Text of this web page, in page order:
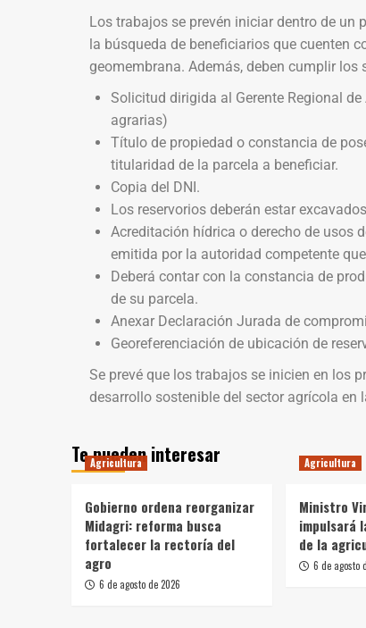
Los trabajos se prevén iniciar dentro de un
la búsqueda de beneficiarios que cuenten
geomembrana. Además, deben cumplir los
Solicitud dirigida al Gerente Regional
agrarias)
Título de propiedad o constancia de
titularidad de la parcela a beneficiar.
Copia del DNI.
Los reservorios deberán estar
Acreditación hídrica o derecho de usos
emitida por la autoridad competente
Deberá contar con la constancia de
de su parcela.
Anexar Declaración Jurada de
Georeferenciación de ubicación de
Se prevé que los trabajos se inicien en los
desarrollo sostenible del sector agrícola en
Te pueden interesar
Agricultura
Gobierno ordena reorganizar
Midagri: reforma busca
fortalecer la rectoría del
agro
6 de agosto de 2026
Agricultura
Ministro
impulsará
de la
6 de agosto